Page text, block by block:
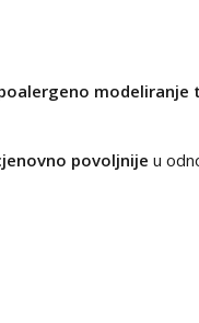
modeliranje
povoljnije u